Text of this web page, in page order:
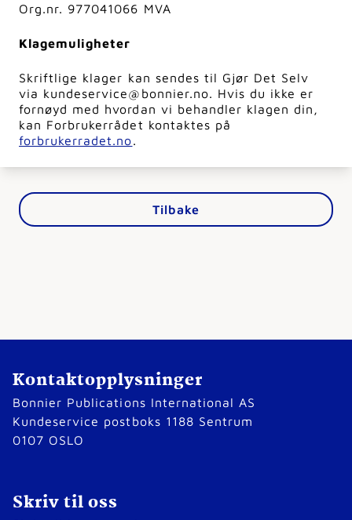
Org.nr. 977041066 MVA
Klagemuligheter
Skriftlige klager kan sendes til Gjør Det Selv
via kundeservice@bonnier.no. Hvis du ikke er
fornøyd med hvordan vi behandler klagen din,
kan Forbrukerrådet kontaktes på
forbrukerradet.no.
Tilbake
Kontaktopplysninger
Bonnier Publications International AS
Kundeservice postboks 1188 Sentrum
0107 OSLO
Skriv til oss